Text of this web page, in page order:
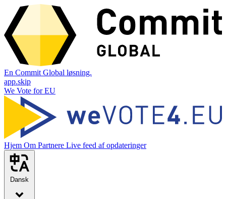
En Commit Global løsning.
app.skip
We Vote for EU
Hjem Om Partnere Live feed af opdateringer
Dansk